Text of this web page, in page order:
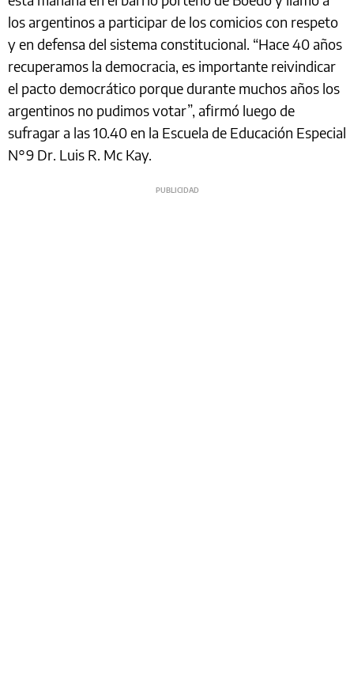
los argentinos a participar de los comicios con respeto
y en defensa del sistema constitucional. “Hace 40 años
recuperamos la democracia, es importante reivindicar
el pacto democrático porque durante muchos años los
argentinos no pudimos votar”, afirmó luego de
sufragar a las 10.40 en la Escuela de Educación Especial
N°9 Dr. Luis R. Mc Kay.